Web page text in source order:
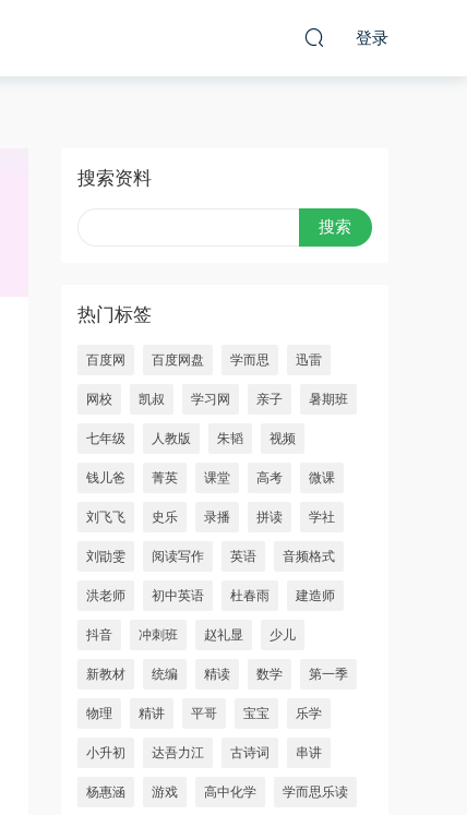
登录
搜索资料
热门标签
百度网 百度网盘 学而思 迅雷
网校 凯叔 学习网 亲子 暑期班
七年级 人教版 朱韬 视频
钱儿爸 菁英 课堂 高考 微课
刘飞飞 史乐 录播 拼读 学社
刘勖雯 阅读写作 英语 音频格式
洪老师 初中英语 杜春雨 建造师
抖音 冲刺班 赵礼显 少儿
新教材 统编 精读 数学 第一季
物理 精讲 平哥 宝宝 乐学
小升初 达吾力江 古诗词 串讲
杨惠涵 游戏 高中化学 学而思乐读